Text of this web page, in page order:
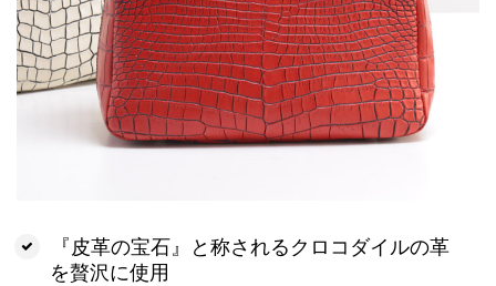
『皮革の宝石』と称されるクロコダイルの革
を贅沢に使用